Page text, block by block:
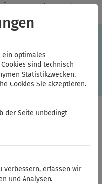
Über 20 Qualitätsmarken ✓
Euro Bruttowarenwert
die Session-
auf Ihrem Rechner
des
Sie damit nicht
ein optimales
sind technisch
Statistikzwecken.
Cookies Sie akzeptieren.
der Seite unbedingt
verbessern, erfassen wir
und Analysen.